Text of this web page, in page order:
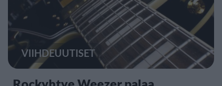
VIIHDEUUTISET